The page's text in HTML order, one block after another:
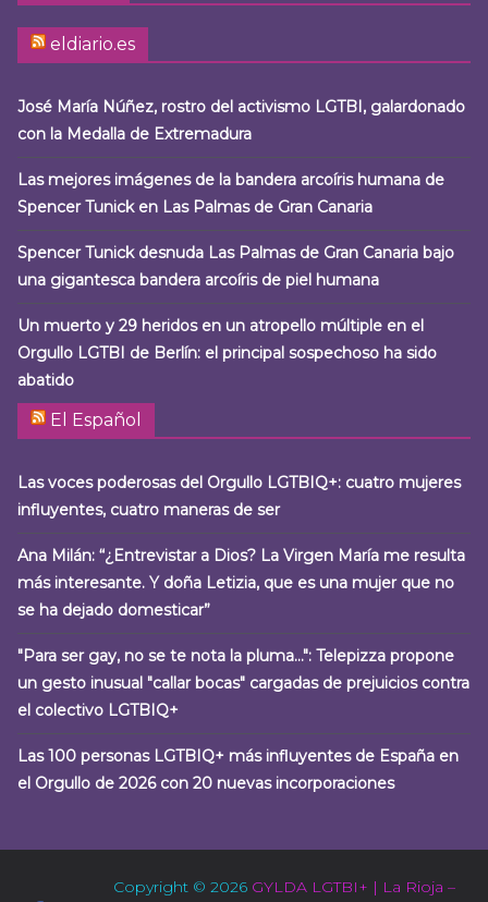
eldiario.es
José María Núñez, rostro del activismo LGTBI, galardonado
con la Medalla de Extremadura
Las mejores imágenes de la bandera arcoíris humana de
Spencer Tunick en Las Palmas de Gran Canaria
Spencer Tunick desnuda Las Palmas de Gran Canaria bajo
una gigantesca bandera arcoíris de piel humana
Un muerto y 29 heridos en un atropello múltiple en el
Orgullo LGTBI de Berlín: el principal sospechoso ha sido
abatido
El Español
Las voces poderosas del Orgullo LGTBIQ+: cuatro mujeres
influyentes, cuatro maneras de ser
Ana Milán: “¿Entrevistar a Dios? La Virgen María me resulta
más interesante. Y doña Letizia, que es una mujer que no
se ha dejado domesticar”
"Para ser gay, no se te nota la pluma…": Telepizza propone
un gesto inusual "callar bocas" cargadas de prejuicios contra
el colectivo LGTBIQ+
Las 100 personas LGTBIQ+ más influyentes de España en
el Orgullo de 2026 con 20 nuevas incorporaciones
Copyright © 2026 GYLDA LGTBI+ | La Rioja –